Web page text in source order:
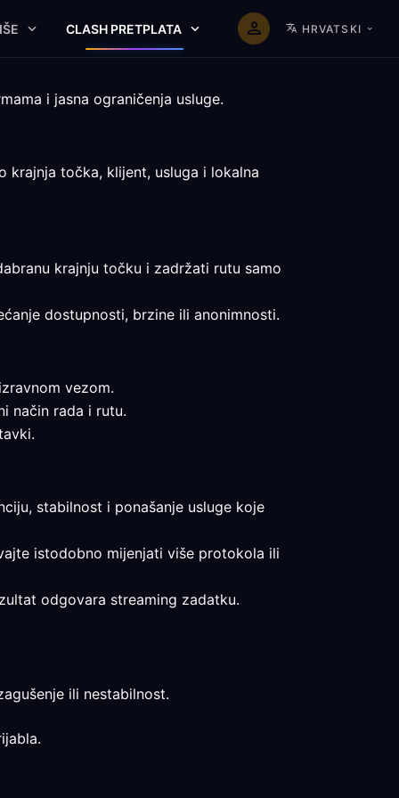
CLASH PRETPLATA HRVATSKI
i jasna ograničenja usluge.
krajnja točka, klijent, usluga i lokalna
krajnju točku i zadržati rutu samo
dostupnosti, brzine ili anonimnosti.
vezom.
način rada i rutu.
stabilnost i ponašanje usluge koje
istodobno mijenjati više protokola ili
odgovara streaming zadatku.
ili nestabilnost.